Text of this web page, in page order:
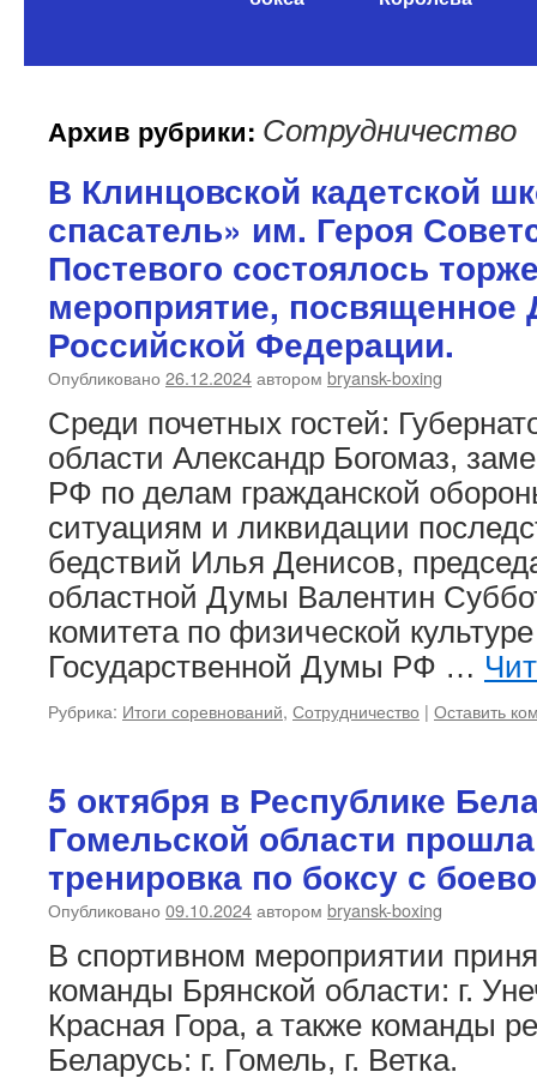
Архив рубрики: Сотрудничество
В Клинцовской кадетской
спасатель» им. Героя
Постевого состоялось
мероприятие, посвященное
Российской Федерации.
Опубликовано 26.12.2024автором bryansk-boxing
Среди почетных гостей:
области Александр Богомаз,
РФ по делам гражданской
ситуациям и ликвидации
бедствий Илья Денисов,
областной Думы Валентин
комитета по физической
Государственной Думы РФ …
Рубрика: Итоги соревнований, Сотрудничество | Оставить
5 октября в Республике
Гомельской области
тренировка по боксу с
Опубликовано 09.10.2024автором bryansk-boxing
В спортивном мероприятии
команды Брянской области: г.
Красная Гора, а также команды
Беларусь: г. Гомель, г. Ветка.